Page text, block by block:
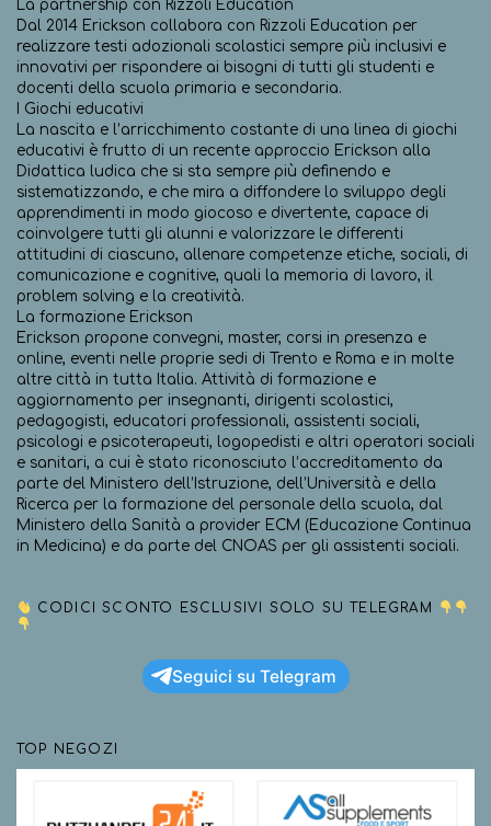
La partnership con Rizzoli Education
Dal 2014 Erickson collabora con Rizzoli Education per
realizzare testi adozionali scolastici sempre più inclusivi e
innovativi per rispondere ai bisogni di tutti gli studenti e
docenti della scuola primaria e secondaria.
I Giochi educativi
La nascita e l’arricchimento costante di una linea di giochi
educativi è frutto di un recente approccio Erickson alla
Didattica ludica che si sta sempre più definendo e
sistematizzando, e che mira a diffondere lo sviluppo degli
apprendimenti in modo giocoso e divertente, capace di
coinvolgere tutti gli alunni e valorizzare le differenti
attitudini di ciascuno, allenare competenze etiche, sociali, di
comunicazione e cognitive, quali la memoria di lavoro, il
problem solving e la creatività.
La formazione Erickson
Erickson propone convegni, master, corsi in presenza e
online, eventi nelle proprie sedi di Trento e Roma e in molte
altre città in tutta Italia. Attività di formazione e
aggiornamento per insegnanti, dirigenti scolastici,
pedagogisti, educatori professionali, assistenti sociali,
psicologi e psicoterapeuti, logopedisti e altri operatori sociali
e sanitari, a cui è stato riconosciuto l’accreditamento da
parte del Ministero dell’Istruzione, dell’Università e della
Ricerca per la formazione del personale della scuola, dal
Ministero della Sanità a provider ECM (Educazione Continua
in Medicina) e da parte del CNOAS per gli assistenti sociali.
CODICI SCONTO ESCLUSIVI SOLO SU TELEGRAM
Seguici su Telegram
TOP NEGOZI